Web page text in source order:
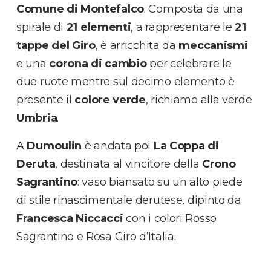
Comune di Montefalco. Composta da una
spirale di 21 elementi, a rappresentare le21
tappe del Giro, è arricchita da meccanismi
e una corona di cambioper celebrare le
due ruote mentre sul decimo elemento è
presente il colore verde, richiamo alla verde
Umbria.
A Dumoulin è andata poi La Coppa di
Deruta, destinata al vincitore della Crono
Sagrantino: vaso biansato su un alto piede
di stile rinascimentale derutese, dipinto da
Francesca Niccacci con i colori Rosso
Sagrantino e Rosa Giro d’Italia.